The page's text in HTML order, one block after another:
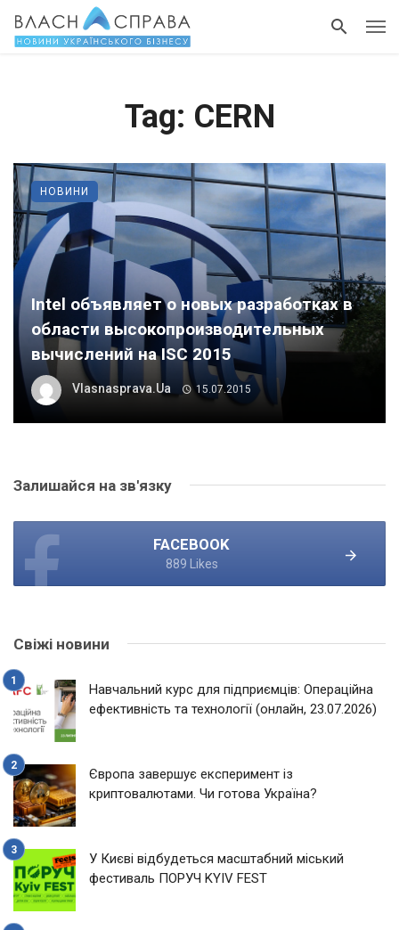
Tag: CERN
Intel объявляет о новых разработках в
области высокопроизводительных
вычислений на ISC 2015
Vlasnasprava.ua 15.07.2015
НОВИНИ
Залишайся на зв'язку
FACEBOOK
889 Likes
Свіжі новини
Навчальний курс для підприємців: Операційна
ефективність та технології (онлайн, 23.07.2026)
Європа завершує експеримент із
криптовалютами. Чи готова Україна?
У Києві відбудеться масштабний міський
фестиваль ПОРУЧ KYIV FEST